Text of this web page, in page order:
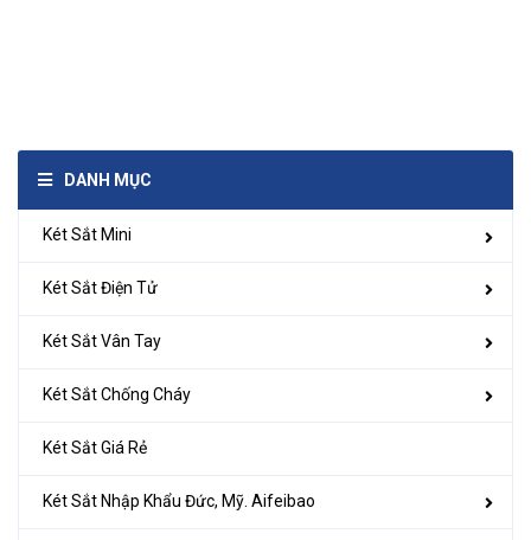
DANH MỤC
Két Sắt Mini
Két Sắt Điện Tử
Két Sắt Vân Tay
Két Sắt Chống Cháy
Két Sắt Giá Rẻ
Két Sắt Nhập Khẩu Đức, Mỹ. Aifeibao